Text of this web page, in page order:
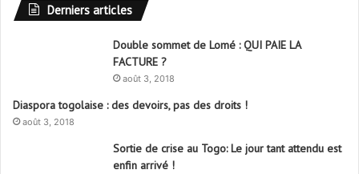
Derniers articles
Double sommet de Lomé : QUI PAIE LA
FACTURE ?
août 3, 2018
Diaspora togolaise : des devoirs, pas des droits !
août 3, 2018
Sortie de crise au Togo: Le jour tant attendu est
enfin arrivé !